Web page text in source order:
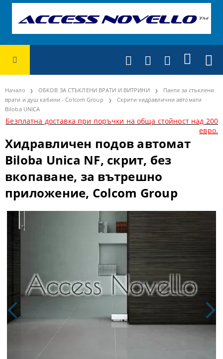
Начало ОБКОВ ЗА СТЪКЛЕНИ ВРАТИ И ВИТРИНИ
Панти за стъклени
врати и душ кабини - Colcom Group
Скрити хидравлични автомати
Biloba UNICA
Безплатна доставка при поръчки на обща стойност над 200
евро.
Хидравличен подов автомат
Biloba Unica NF, скрит, без
вкопаване, за вътрешно
приложение, Colcom Group